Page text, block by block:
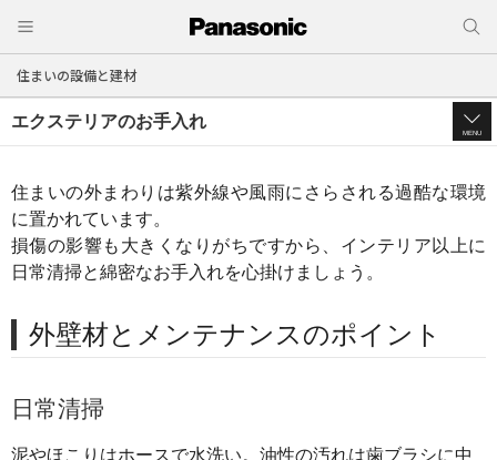
住まいの設備と建材
エクステリアのお手入れ
MENU
住まいの外まわりは紫外線や風雨にさらされる過酷な環境
に置かれています。
損傷の影響も大きくなりがちですから、インテリア以上に
日常清掃と綿密なお手入れを心掛けましょう。
外壁材とメンテナンスのポイント
日常清掃
泥やほこりはホースで水洗い。油性の汚れは歯ブラシに中